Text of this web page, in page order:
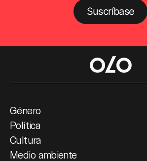
Suscríbase
Género
Política
Cultura
Medio ambiente